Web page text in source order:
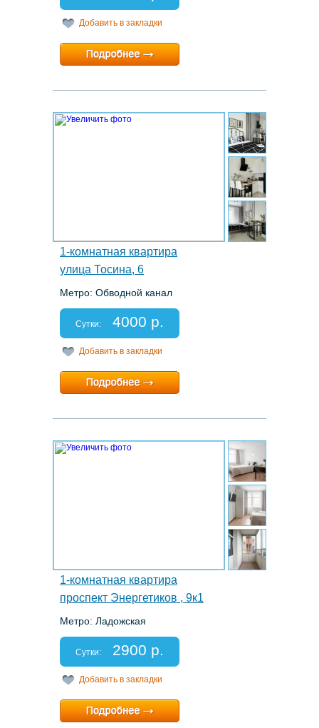
Добавить в закладки
Минимальный срок:2 суток
Расчетный час:12:00
1-комнатная квартира
улица Тосина, 6
Метро: Обводной канал
Спальных мест: 1+1
Отчетные документы: есть
Сутки: 4000 р.
Добавить в закладки
Минимальный срок:1 суток
Расчетный час:12:00
1-комнатная квартира
проспект Энергетиков , 9к1
Метро: Ладожская
Спальных мест: 1+1
Отчетные документы: нет
Сутки: 2900 р.
Добавить в закладки
Минимальный срок:2 суток
Расчетный час:12:00